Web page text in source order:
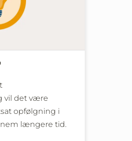
vil det være
opfølgning i
længere tid.